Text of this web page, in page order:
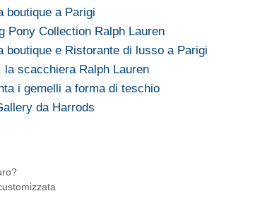
boutique a Parigi
Pony Collection Ralph Lauren
boutique e Ristorante di lusso a Parigi
la scacchiera Ralph Lauren
i gemelli a forma di teschio
da Harrods